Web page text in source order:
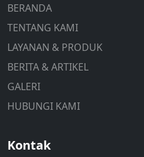
BERANDA
TENTANG KAMI
LAYANAN & PRODUK
BERITA & ARTIKEL
GALERI
HUBUNGI KAMI
Kontak